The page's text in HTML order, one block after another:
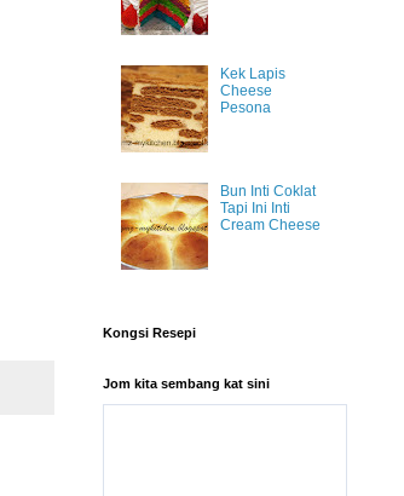
Kek Lapis
Cheese
Pesona
Bun Inti Coklat
Tapi Ini Inti
Cream Cheese
Kongsi Resepi
Jom kita sembang kat sini